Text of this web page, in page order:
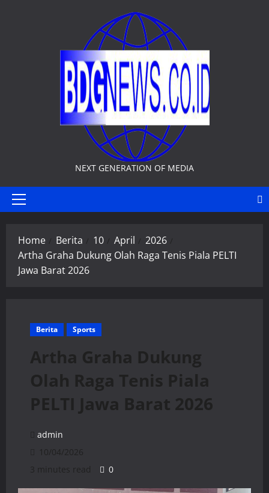
NEXT GENERATION OF MEDIA
Primary
Home Berita 10 April
2026
Artha Graha Dukung Olah Raga Tenis Piala PELTI
Jawa Barat 2026
Berita Sports
Artha Graha Dukung
Olah Raga Tenis Piala
PELTI Jawa Barat 2026
admin
10/04/2026
3 minutes read
0